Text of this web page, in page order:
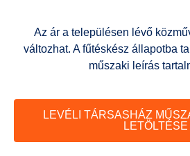
Az ár a településen lévő
változhat. A fűtéskész állapotba
műszaki leírás
LEVÉLI TÁRSASHÁZ
LETÖLTÉSE